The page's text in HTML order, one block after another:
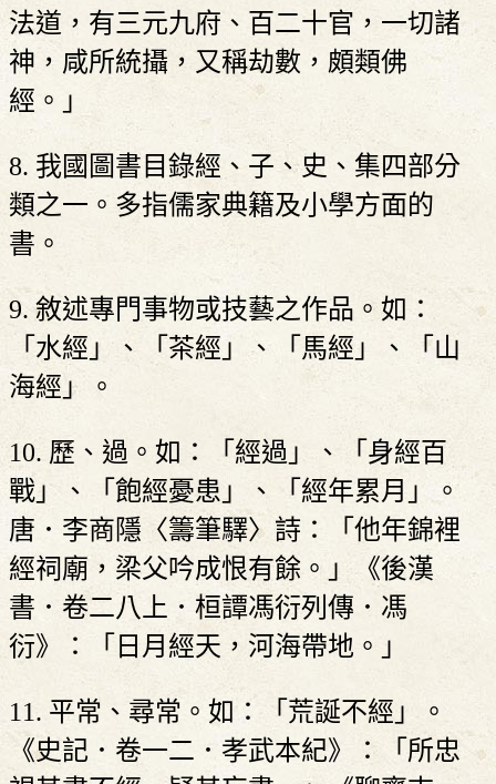
法道，有三元九府、百二十官，一切諸
神，咸所統攝，又稱劫數，頗類佛
經。」
8. 我國圖書目錄經、子、史、集四部分
類之一。多指儒家典籍及小學方面的
書。
9. 敘述專門事物或技藝之作品。如：
「水經」、「茶經」、「馬經」、「山
海經」。
10. 歷、過。如：「經過」、「身經百
戰」、「飽經憂患」、「經年累月」。
唐．李商隱〈籌筆驛〉詩：「他年錦裡
經祠廟，梁父吟成恨有餘。」《後漢
書．卷二八上．桓譚馮衍列傳．馮
衍》：「日月經天，河海帶地。」
11. 平常、尋常。如：「荒誕不經」。
《史記．卷一二．孝武本紀》：「所忠